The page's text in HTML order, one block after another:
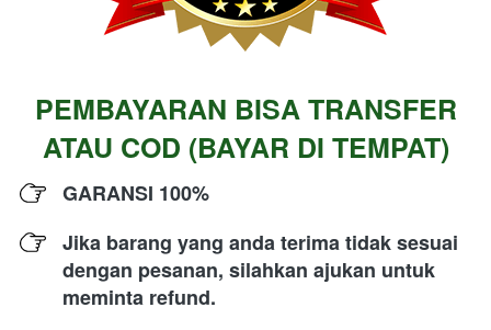
PEMBAYARAN BISA TRANSFER
ATAU COD (BAYAR DI TEMPAT)
GARANSI 100%
Jika barang yang anda terima tidak sesuai
dengan pesanan, silahkan ajukan untuk
meminta refund.